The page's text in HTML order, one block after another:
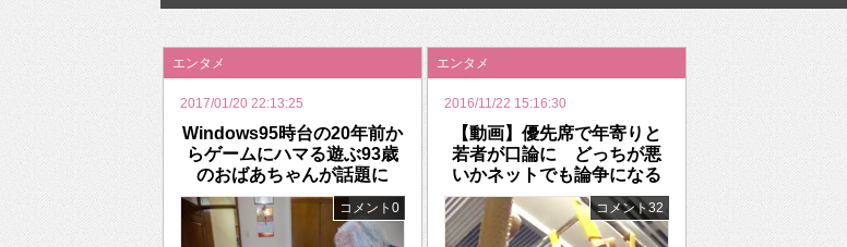
2026年のバレンタインは「自分で作って、想いを渡す」 TE･･･
エンタメ
2017/01/20 22:13:25
Windows95時台の20年前か
らゲームにハマる遊ぶ93歳
のおばあちゃんが話題に
コメント0
エンタメ
2016/11/22 15:16:30
【動画】優先席で年寄りと
若者が口論に どっちが悪
いかネットでも論争になる
コメント32